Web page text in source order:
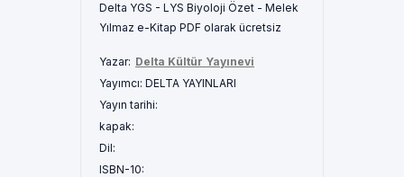
Delta YGS - LYS Biyoloji Özet - Melek
Yılmaz e-Kitap PDF olarak ücretsiz
Yazar: Delta Kültür Yayınevi
Yayımcı: DELTA YAYINLARI
Yayın tarihi:
kapak:
Dil:
ISBN-10: